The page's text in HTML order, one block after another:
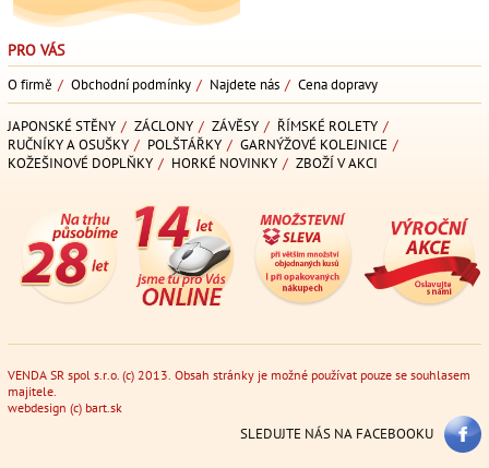
PRO VÁS
O firmě / Obchodní podmínky / Najdete nás / Cena dopravy
JAPONSKÉ STĚNY / ZÁCLONY / ZÁVĚSY / ŘÍMSKÉ ROLETY /
RUČNÍKY A OSUŠKY / POLŠTÁŘKY / GARNÝŽOVÉ KOLEJNICE /
KOŽEŠINOVÉ DOPLŇKY / HORKÉ NOVINKY / ZBOŽÍ V AKCI
VENDA SR spol s.r.o. (c) 2013. Obsah stránky je možné používat pouze se souhlasem
majitele.
webdesign (c) bart.sk
SLEDUJTE NÁS NA FACEBOOKU